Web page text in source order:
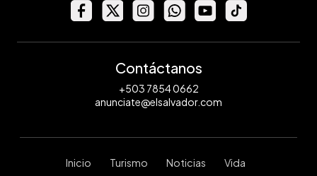
Contáctanos
+503 7854 0662
anunciate@elsalvador.com
Inicio Turismo Noticias Vida